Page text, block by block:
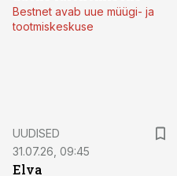
Bestnet avab uue müügi- ja
tootmiskeskuse
UUDISED
31.07.26, 09:45
Elva